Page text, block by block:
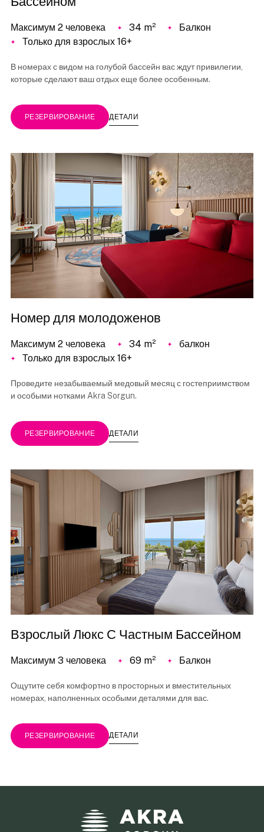
Максимум 2 человека 34 m²
Балкон
Только для взрослых 16+
В номерах с видом на голубой бассейн вас ждут привилегии,
которые сделают ваш отдых еще более особенным.
РЕЗЕРВИРОВАНИЕ ДЕТАЛИ
Номер для молодоженов
Максимум 2 человека 34 m²
балкон
Только для взрослых 16+
Проведите незабываемый медовый месяц с гостеприимством
и особыми нотками Akra Sorgun.
РЕЗЕРВИРОВАНИЕ ДЕТАЛИ
Взрослый Люкс С Частным Бассейном
Максимум 3 человека 69 m² Балкон
Ощутите себя комфортно в просторных и вместительных
номерах, наполненных особыми деталями для вас.
РЕЗЕРВИРОВАНИЕ ДЕТАЛИ